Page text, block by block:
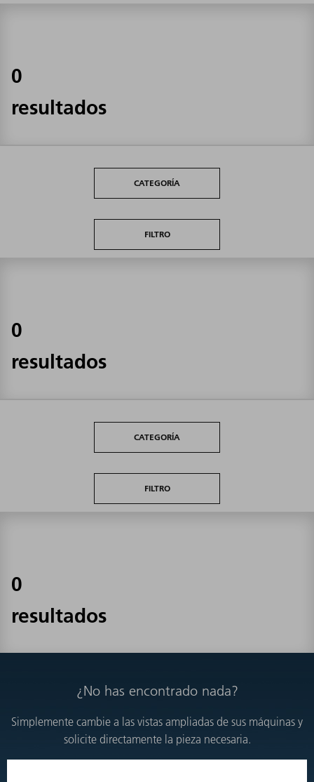
0
resultados
CATEGORÍA
FILTRO
0
resultados
CATEGORÍA
FILTRO
0
resultados
¿No has encontrado nada?
Simplemente cambie a las vistas ampliadas de sus máquinas y
solicite directamente la pieza necesaria.